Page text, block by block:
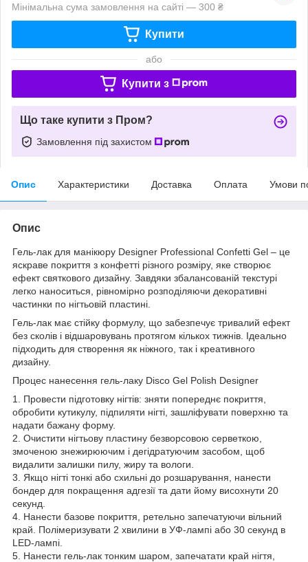
Мінімальна сума замовлення на сайті — 300 ₴
Купити
або
Купити з
Що таке купити з Пром?
Замовлення під захистом
Опис Характеристики Доставка Оплата Умови
Опис
Гель-лак для манікюру Designer Professional Confetti Gel – це
яскраве покриття з конфетті різного розміру, яке створює
ефект святкового дизайну. Завдяки збалансованій текстурі
легко наноситься, рівномірно розподіляючи декоративні
частинки по нігтьовій пластині.
Гель-лак має стійку формулу, що забезпечує тривалий ефект
без сколів і відшаровувань протягом кількох тижнів. Ідеально
підходить для створення як ніжного, так і креативного
дизайну.
Процес нанесення гель-лаку Disco Gel Polish Designer
1. Провести підготовку нігтів: зняти попереднє покриття,
обробити кутикулу, підпиляти нігті, зашліфувати поверхню та
надати бажану форму.
2. Очистити нігтьову пластину безворсовою серветкою,
змоченою знежирюючим і дегідратуючим засобом, щоб
видалити залишки пилу, жиру та вологи.
3. Якщо нігті тонкі або схильні до розшарування, нанести
бондер для покращення адгезії та дати йому висохнути 20
секунд.
4. Нанести базове покриття, ретельно запечатуючи вільний
край. Полімеризувати 2 хвилини в УФ-лампі або 30 секунд в
LED-лампі.
5. Нанести гель-лак тонким шаром, запечатати край нігтя,